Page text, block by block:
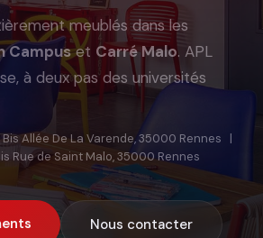
meublés dans les
Campuset Carré Malo. APL
à deux pas des universités
Allée De La Varende, 35000 Rennes |
Rue de Saint Malo, 35000 Rennes
Nous contacter